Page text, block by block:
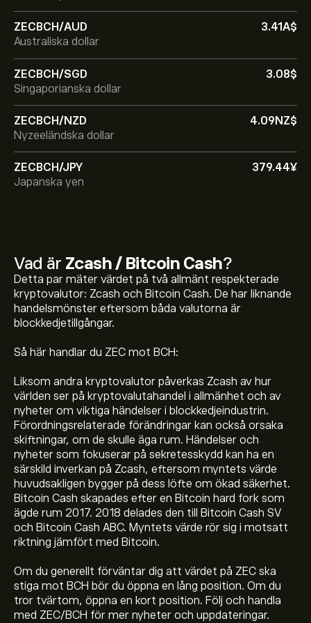
ZECBCH/AUD
3.41‎A$‎
Australiska dollar
ZECBCH/SGD
3.08‎$‎
Singaporianska dollar
ZECBCH/NZD
4.09‎NZ$‎
Nyzeeländska dollar
ZECBCH/JPY
379.44‎¥‎
Japanska yen
Vad är Zcash / Bitcoin Cash?
Detta par mäter värdet på två allmänt respekterade
kryptovalutor: Zcash och Bitcoin Cash. De har liknande
handelsmönster eftersom båda valutorna är
blockkedjetillgångar.
Så här handlar du ZEC mot BCH:
Liksom andra kryptovalutor påverkas Zcash av hur
världen ser på kryptovalutahandel i allmänhet och av
nyheter om viktiga händelser i blockkedjeindustrin.
Förordningsrelaterade förändringar kan också orsaka
skiftningar, om de skulle äga rum. Händelser och
nyheter som fokuserar på sekretesskydd kan ha en
särskild inverkan på Zcash, eftersom myntets värde
huvudsakligen bygger på dess löfte om ökad säkerhet.
Bitcoin Cash skapades efter en Bitcoin hard fork som
ägde rum 2017. 2018 delades den till Bitcoin Cash SV
och Bitcoin Cash ABC. Myntets värde rör sig i motsatt
riktning jämfört med Bitcoin.
Om du generellt förväntar dig att värdet på ZEC ska
stiga mot BCH bör du öppna en lång position. Om du
tror tvärtom, öppna en kort position. Följ och handla
med ZEC/BCH för mer nyheter och uppdateringar.
Det aktuella priset på ZECBCH är 2.4058‎BCH‎
Börsvärdet för Zcash / Bitcoin Cash är (Uppgifterna är
inte tillgängliga just nu)
Zcash / Bitcoin Cashs toppnotering är 2.6508‎BCH‎